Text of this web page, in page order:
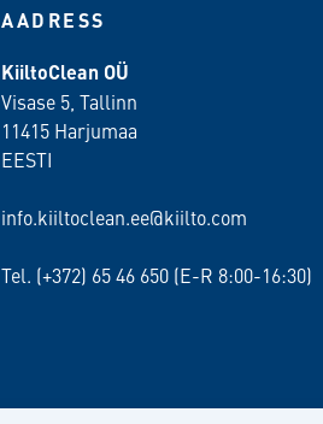
AADRESS
KiiltoClean OÜ
Visase 5, Tallinn
11415 Harjumaa
EESTI
info.kiiltoclean.ee@kiilto.com
Tel. (+372) 65 46 650 (E-R 8:00-16:30)